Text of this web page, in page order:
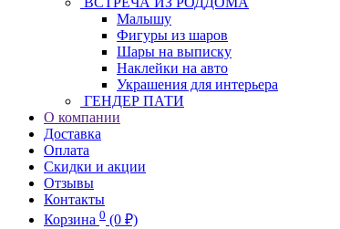
Малышу
Фигуры из шаров
Шары на выписку
Наклейки на авто
Украшения для интерьера
ГЕНДЕР ПАТИ
О компании
Доставка
Оплата
Скидки и акции
Отзывы
Контакты
Корзина 0 (0 ₽)